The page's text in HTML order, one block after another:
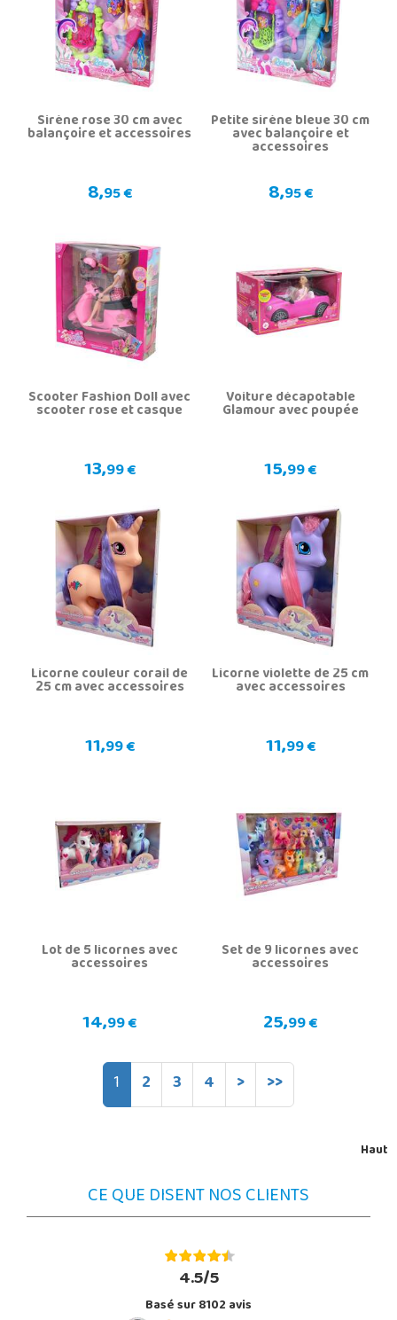
Sirène rose 30 cm avec
balançoire et accessoires
8,95 €
Petite sirène bleue 30 cm
avec balançoire et
accessoires
8,95 €
Scooter Fashion Doll avec
scooter rose et casque
13,99 €
Voiture décapotable
Glamour avec poupée
15,99 €
Licorne couleur corail de
25 cm avec accessoires
11,99 €
Licorne violette de 25 cm
avec accessoires
11,99 €
Lot de 5 licornes avec
accessoires
14,99 €
Set de 9 licornes avec
accessoires
25,99 €
1 2 3 4 > >>
Haut
CE QUE DISENT NOS CLIENTS
4.5/5
Basé sur 8102 avis